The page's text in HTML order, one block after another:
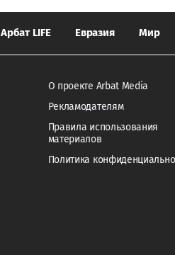
Арбат LIFE Евразия Мир
О проекте Arbat Media
Рекламодателям
Правила использования
материалов
Политика